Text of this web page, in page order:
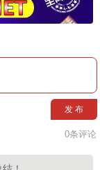
发 布
0条评论